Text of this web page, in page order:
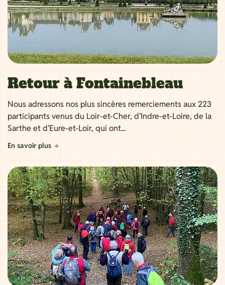
Retour à Fontainebleau
Nous adressons nos plus sincères remerciements aux 223
participants venus du Loir-et-Cher, d’Indre-et-Loire, de la
Sarthe et d’Eure-et-Loir, qui ont...
En savoir plus